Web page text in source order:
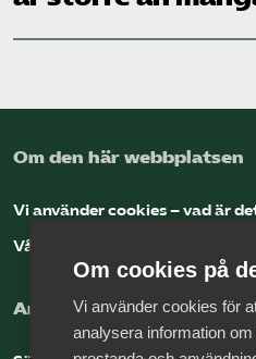
Om den här webbplatsen
Vi använder cookies – vad är
Vår dataskyddspolicy
Arbeta hos
Om cookies på
Vi använder cookies för
analysera information